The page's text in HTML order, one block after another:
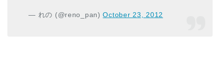
— れの (@reno_pan)October 23, 2012